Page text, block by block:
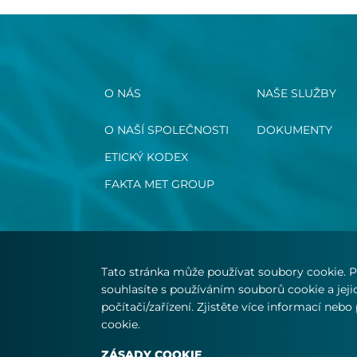
O NÁS
O NAŠÍ SPOLEČNOSTI
ETICKÝ KODEX
FAKTA MET GROUP
NAŠE SLUŽBY
DOKUMENTY
Tato stránka může používat soubory cookie.
souhlasíte s používáním souborů cookie a
počítači/zařízení. Zjistěte více informací
cookie.